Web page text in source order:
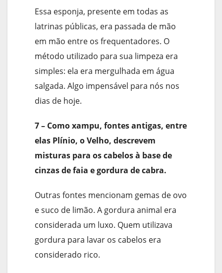
Essa esponja, presente em todas as
latrinas públicas, era passada de mão
em mão entre os frequentadores. O
método utilizado para sua limpeza era
simples: ela era mergulhada em água
salgada. Algo impensável para nós nos
dias de hoje.
7 – Como xampu, fontes antigas, entre
elas Plínio, o Velho, descrevem
misturas para os cabelos à base de
cinzas de faia e gordura de cabra.
Outras fontes mencionam gemas de ovo
e suco de limão. A gordura animal era
considerada um luxo. Quem utilizava
gordura para lavar os cabelos era
considerado rico.